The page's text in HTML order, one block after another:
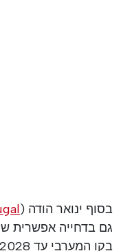
בסוף ינואר הודה IP ( )
גם בדחייה אפשרית